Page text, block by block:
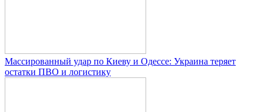
Массированный удар по Киеву и Одессе: Украина теряет
остатки ПВО и логистику